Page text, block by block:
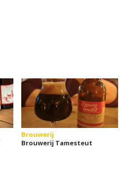
Brouwerij
Brouwerij Tamesteut